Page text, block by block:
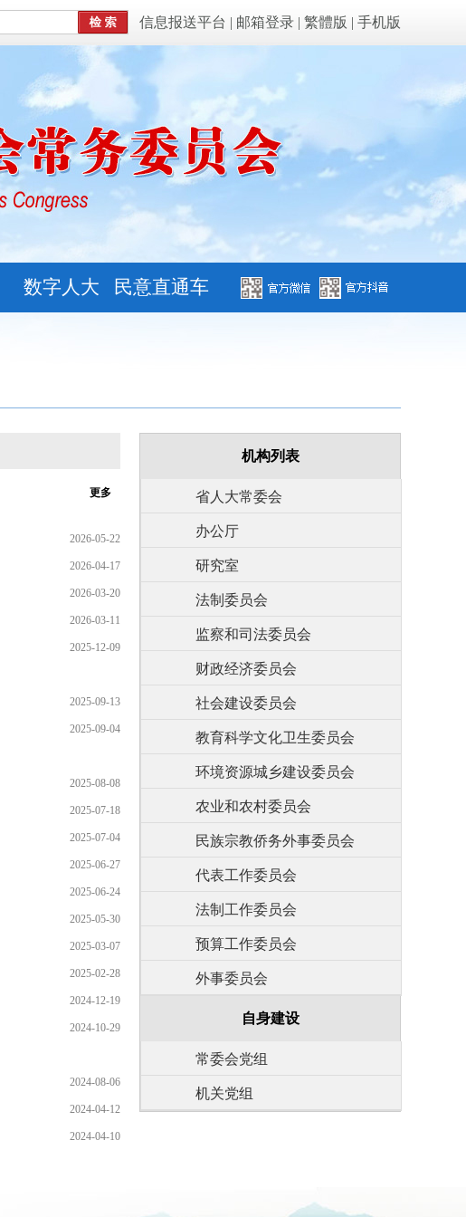
信息报送平台 | 邮箱登录 | 繁體版 | 手机版
数字人大 民意直通车
更多
2026-05-22
2026-04-17
2026-03-20
2026-03-11
2025-12-09
2025-09-13
2025-09-04
2025-08-08
2025-07-18
2025-07-04
2025-06-27
2025-06-24
2025-05-30
2025-03-07
2025-02-28
2024-12-19
2024-10-29
2024-08-06
2024-04-12
2024-04-10
机构列表
省人大常委会
办公厅
研究室
法制委员会
监察和司法委员会
财政经济委员会
社会建设委员会
教育科学文化卫生委员会
环境资源城乡建设委员会
农业和农村委员会
民族宗教侨务外事委员会
代表工作委员会
法制工作委员会
预算工作委员会
外事委员会
自身建设
常委会党组
机关党组